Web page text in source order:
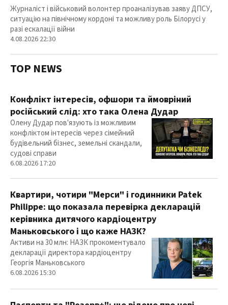
Журналіст і військовий волонтер проаналізував заяву ДПСУ,
ситуацію на північному кордоні та можливу роль Білорусі у
разі ескалації війни
4.08.2026 22:30
TOP NEWS
Конфлікт інтересів, офшори та ймовріний
російський слід: хто така Олена Дудар
Олену Дудар пов'язують із можливим
конфліктом інтересів через сімейний
будівельний бізнес, земельні скандали,
судові справи
6.08.2026 17:20
Квартири, чотири "Мерси" і годинники Patek
Philippe: що показала перевірка декларацій
керівника дитячого кардіоцентру
Маньковського і що каже НАЗК?
Активи на 30 млн: НАЗК прокоментувало
декларації директора кардіоцентру
Георгія Маньковського
6.08.2026 15:30